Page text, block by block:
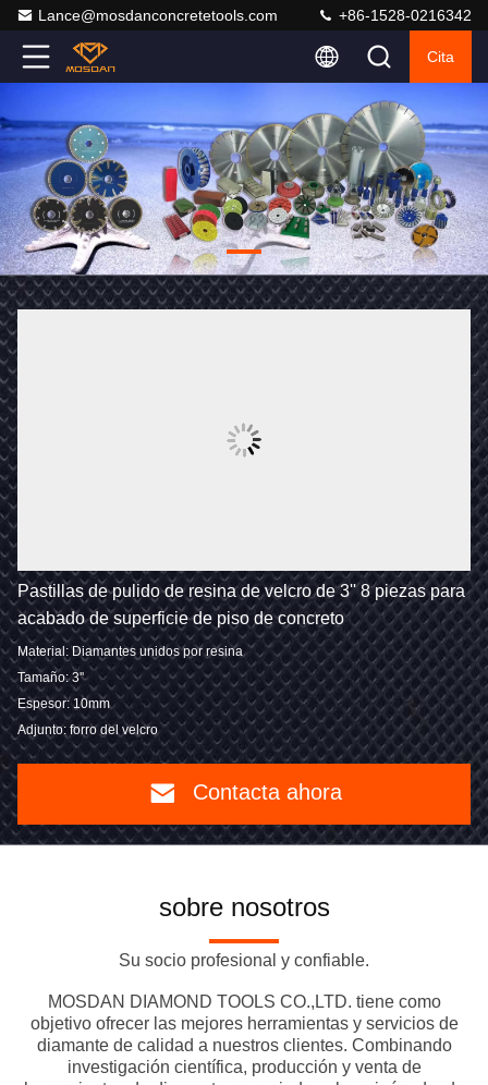
Lance@mosdanconcretetools.com +86-1528-0216342
Cita
Pastillas de pulido de resina de velcro de 3'' 8 piezas para
acabado de superficie de piso de concreto
Material: Diamantes unidos por resina
Tamaño: 3''
Espesor: 10mm
Adjunto: forro del velcro
Contacta ahora
sobre nosotros
Su socio profesional y confiable.
MOSDAN DIAMOND TOOLS CO.,LTD. tiene como
objetivo ofrecer las mejores herramientas y servicios de
diamante de calidad a nuestros clientes. Combinando
investigación científica, producción y venta de